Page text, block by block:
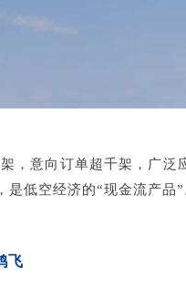
，意向订单超千架，广泛
是低空经济的“现金流产品”
飞